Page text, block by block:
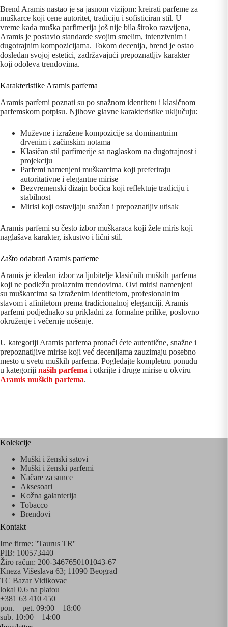
Brend Aramis nastao je sa jasnom vizijom: kreirati parfeme za
muškarce koji cene autoritet, tradiciju i sofisticiran stil. U
vreme kada muška parfimerija još nije bila široko razvijena,
Aramis je postavio standarde svojim smelim, intenzivnim i
dugotrajnim kompozicijama. Tokom decenija, brend je ostao
dosledan svojoj estetici, zadržavajući prepoznatljiv karakter
koji odoleva trendovima.
Karakteristike Aramis parfema
Aramis parfemi poznati su po snažnom identitetu i klasičnom
parfemskom potpisu. Njihove glavne karakteristike uključuju:
Muževne i izražene kompozicije sa dominantnim
drvenim i začinskim notama
Klasičan stil parfimerije sa naglaskom na dugotrajnost i
projekciju
Parfemi namenjeni muškarcima koji preferiraju
autoritativne i elegantne mirise
Bezvremenski dizajn bočica koji reflektuje tradiciju i
stabilnost
Mirisi koji ostavljaju snažan i prepoznatljiv utisak
Aramis parfemi su često izbor muškaraca koji žele miris koji
naglašava karakter, iskustvo i lični stil.
Zašto odabrati Aramis parfeme
Aramis je idealan izbor za ljubitelje klasičnih muških parfema
koji ne podležu prolaznim trendovima. Ovi mirisi namenjeni
su muškarcima sa izraženim identitetom, profesionalnim
stavom i afinitetom prema tradicionalnoj eleganciji. Aramis
parfemi podjednako su prikladni za formalne prilike, poslovno
okruženje i večernje nošenje.
U kategoriji Aramis parfema pronaći ćete autentične, snažne i
prepoznatljive mirise koji već decenijama zauzimaju posebno
mesto u svetu muških parfema. Pogledajte kompletnu ponudu
u kategoriji naših parfema i otkrijte i druge mirise u okviru
Aramis muških parfema.
Kolekcije
Muški i ženski satovi
Muški i ženski parfemi
Načare za sunce
Aksesoari
Kožna galanterija
Tobacco
Brendovi
Kontakt
Ime firme: ''Taurus TR''
PIB: 100573440
Žiro račun: 200-3467650101043-67
Kneza Višeslava 63; 11090 Beograd
TC Bazar Vidikovac
lokal 0.6 na platou
+381 63 410 450
pon. – pet. 09:00 – 18:00
sub. 10:00 – 14:00